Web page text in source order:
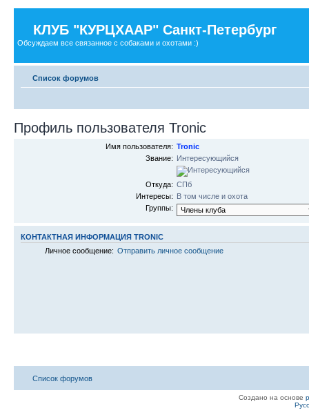
КЛУБ "КУРЦХААР" Санкт-Петербург
Обсуждаем все связанное с собаками и охотами :)
Список форумов
Профиль пользователя Tronic
Имя пользователя: Tronic
Звание: Интересующийся
Откуда: СПб
Интересы: В том числе и охота
Группы:
КОНТАКТНАЯ ИНФОРМАЦИЯ TRONIC
Личное сообщение: Отправить личное сообщение
Список форумов
Создано на основе